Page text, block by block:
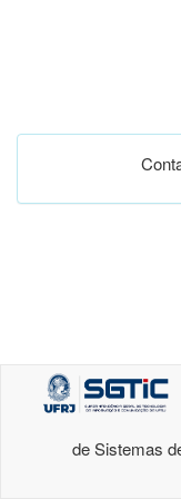
de Sistemas